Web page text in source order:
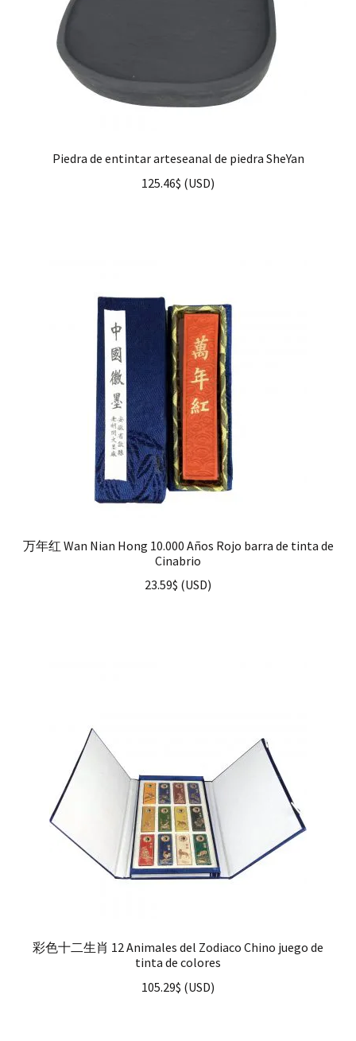
Piedra de entintar arteseanal de piedra SheYan
125.46$ (USD)
万年红 Wan Nian Hong 10.000 Años Rojo barra de tinta de
Cinabrio
23.59$ (USD)
彩色十二生肖 12 Animales del Zodiaco Chino juego de
tinta de colores
105.29$ (USD)